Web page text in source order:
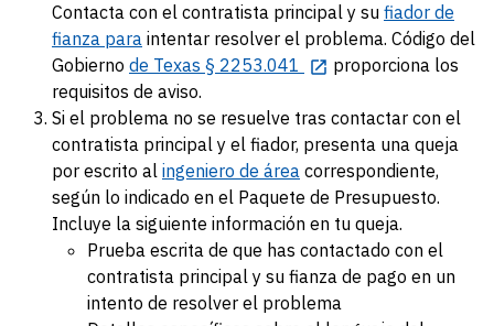
Contacta con el contratista principal y su fiador de
fianza para intentar resolver el problema. Código del
Gobierno de Texas § 2253.041
proporciona los
requisitos de aviso.
Si el problema no se resuelve tras contactar con el
contratista principal y el fiador, presenta una queja
por escrito al ingeniero de área correspondiente,
según lo indicado en el Paquete de Presupuesto.
Incluye la siguiente información en tu queja.
Prueba escrita de que has contactado con el
contratista principal y su fianza de pago en un
intento de resolver el problema